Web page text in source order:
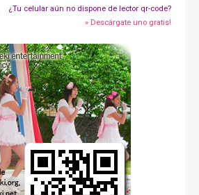
¿Tu celular aún no dispone de lector qr-code?
» Descárgate uno gratis!